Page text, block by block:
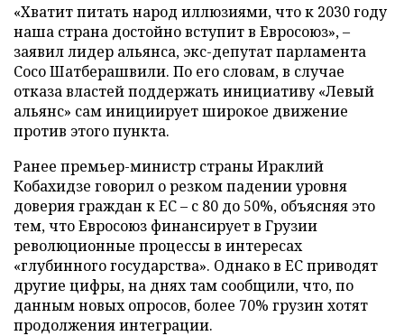
«Хватит питать народ иллюзиями, что к 2030 году
наша страна достойно вступит в Евросоюз», –
заявил лидер альянса, экс-депутат парламента
Сосо Шатберашвили. По его словам, в случае
отказа властей поддержать инициативу «Левый
альянс» сам инициирует широкое движение
против этого пункта.
Ранее премьер-министр страны Ираклий
Кобахидзе говорил о резком падении уровня
доверия граждан к ЕС – с 80 до 50%, объясняя это
тем, что Евросоюз финансирует в Грузии
революционные процессы в интересах
«глубинного государства». Однако в ЕС приводят
другие цифры, на днях там сообщили, что, по
данным новых опросов, более 70% грузин хотят
продолжения интеграции.